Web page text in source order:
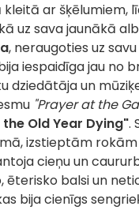
kleitā ar šķēlumiem,
uz sava jaunākā
, neraugoties uz
iespaidīga jau no
dziedātāja un
"Prayer at the
the Old Year Dying".
izstieptām
cieņu un
ēterisko balsi un
bija cienīgs